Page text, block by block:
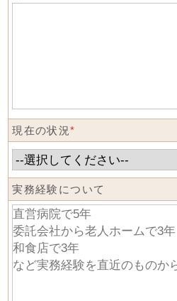
現在の状況*
実務経験について